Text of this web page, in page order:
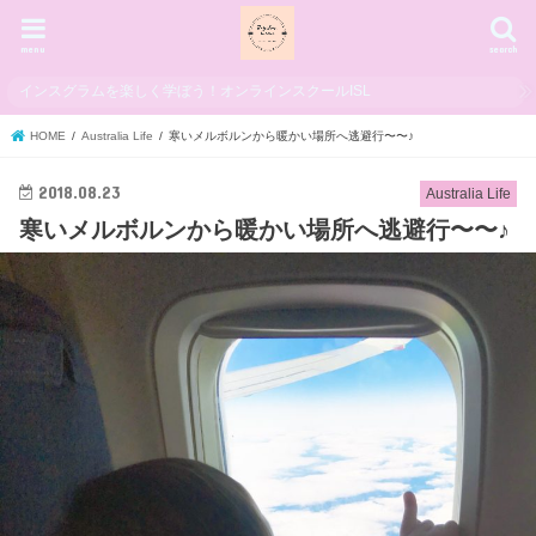
search
menu
インスグラムを楽しく学ぼう！オンラインスクールISL
HOME Australia Life 寒いメルボルンから暖かい場所へ逃避行〜〜♪
Australia Life
2018.08.23
寒いメルボルンから暖かい場所へ逃避行〜〜♪